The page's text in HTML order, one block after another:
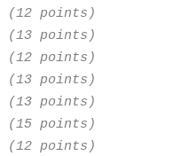
(12 points)
(13 points)
(12 points)
(13 points)
(13 points)
(15 points)
(12 points)